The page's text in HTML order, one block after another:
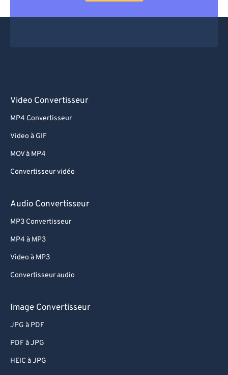
Video Convertisseur
MP4 Convertisseur
Video à GIF
MOV à MP4
Convertisseur vidéo
Audio Convertisseur
MP3 Convertisseur
MP4 à MP3
Video à MP3
Convertisseur audio
Image Convertisseur
JPG à PDF
PDF à JPG
HEIC à JPG